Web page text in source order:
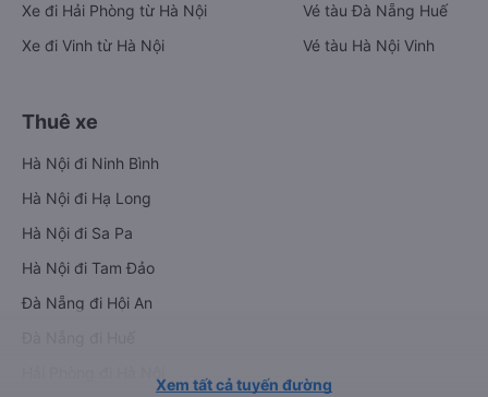
Xe đi Hải Phòng từ Hà Nội
Xe đi Vinh từ Hà Nội
Vé tàu Đà Nẵng Huế
Vé tàu Hà Nội Vinh
Thuê xe
Hà Nội đi Ninh Bình
Hà Nội đi Hạ Long
Hà Nội đi Sa Pa
Hà Nội đi Tam Đảo
Đà Nẵng đi Hội An
Xem tất cả tuyến đường